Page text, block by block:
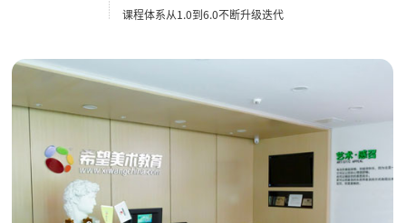
课程体系从1.0到6.0不断升级迭代